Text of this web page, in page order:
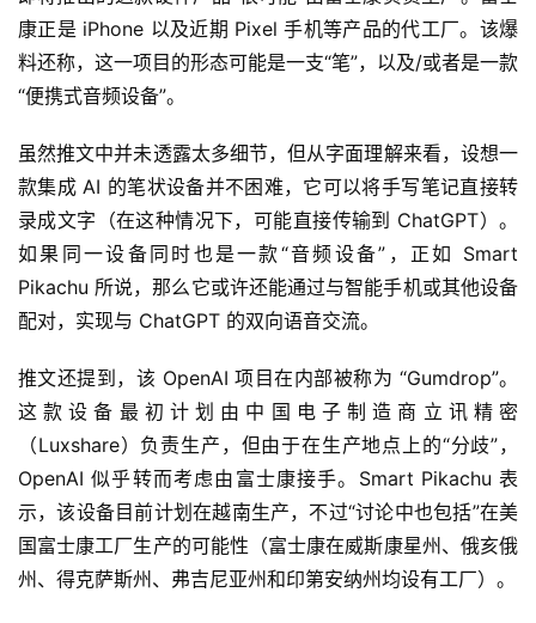
康正是 iPhone 以及近期 Pixel 手机等产品的代工厂。该爆
料还称，这一项目的形态可能是一支“笔”，以及/或者是一款
“便携式音频设备”。
虽然推文中并未透露太多细节，但从字面理解来看，设想一
款集成 AI 的笔状设备并不困难，它可以将手写笔记直接转
录成文字（在这种情况下，可能直接传输到 ChatGPT）。
如果同一设备同时也是一款“音频设备”，正如 Smart
Pikachu 所说，那么它或许还能通过与智能手机或其他设备
配对，实现与 ChatGPT 的双向语音交流。
推文还提到，该 OpenAI 项目在内部被称为 “Gumdrop”。
这款设备最初计划由中国电子制造商立讯精密
（Luxshare）负责生产，但由于在生产地点上的“分歧”，
OpenAI 似乎转而考虑由富士康接手。Smart Pikachu 表
示，该设备目前计划在越南生产，不过“讨论中也包括”在美
国富士康工厂生产的可能性（富士康在威斯康星州、俄亥俄
州、得克萨斯州、弗吉尼亚州和印第安纳州均设有工厂）。